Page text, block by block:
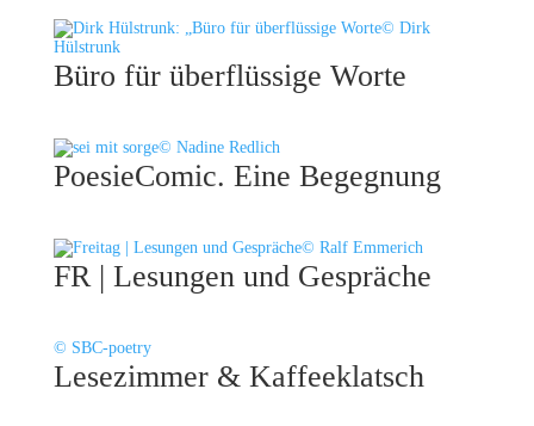
© Dirk
Hülstrunk
Büro für über­flüssige Worte
© Nadine Redlich
PoesieComic. Eine Begegnung
© Ralf Emmerich
FR | Lesungen und Gespräche
© SBC-poetry
Lesezimmer & Kaffeeklatsch